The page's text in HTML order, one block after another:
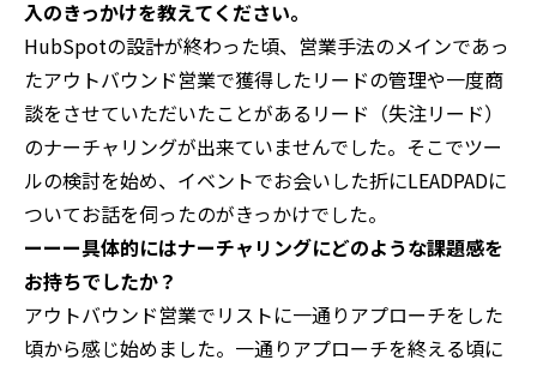
入のきっかけを教えてください。
HubSpotの設計が終わった頃、営業手法のメインであっ
たアウトバウンド営業で獲得したリードの管理や一度商
談をさせていただいたことがあるリード（失注リード）
のナーチャリングが出来ていませんでした。そこでツー
ルの検討を始め、イベントでお会いした折にLEADPADに
ついてお話を伺ったのがきっかけでした。
ーーー具体的にはナーチャリングにどのような課題感を
お持ちでしたか？
アウトバウンド営業でリストに一通りアプローチをした
頃から感じ始めました。一通りアプローチを終える頃に